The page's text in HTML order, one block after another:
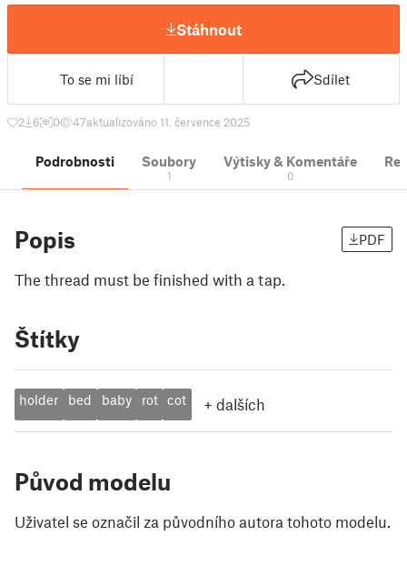
Stáhnout
To se mi líbí Sdílet
2 6 0 47aktualizováno 11. července 2025
Podrobnosti Soubory
1
Výtisky & Komentáře
0
Popis PDF
The thread must be finished with a tap.
Štítky
holder bed baby rot cot + dalších
Původ modelu
Uživatel se označil za původního autora tohoto modelu.